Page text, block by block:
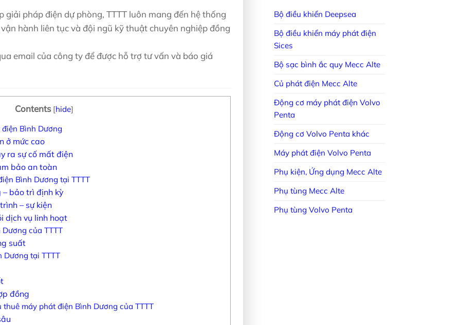
giải pháp điện dự phòng, TTTT luôn mang đến hệ thống
hành liên tục và đội ngũ kỹ thuật chuyên nghiệp đồng
email của công ty để được hỗ trợ tư vấn và báo giá
Contents [hide]
Bình Dương
ở mức cao
ra sự cố mất điện
bảo an toàn
Bình Dương tại TTTT
bảo trì định kỳ
– sự kiện
dịch vụ linh hoạt
của TTTT
suất
tại TTTT
đồng
máy phát điện Bình Dương của TTTT
Bộ điều khiển Deepsea
Bộ điều khiển máy phát điện
Sices
Bộ sạc bình ắc quy Mecc Alte
Củ phát điện Mecc Alte
Động cơ máy phát điện Volvo
Penta
Động cơ Volvo Penta khác
Máy phát điện Volvo Penta
Phụ kiện, Ứng dụng Mecc Alte
Phụ tùng Mecc Alte
Phụ tùng Volvo Penta